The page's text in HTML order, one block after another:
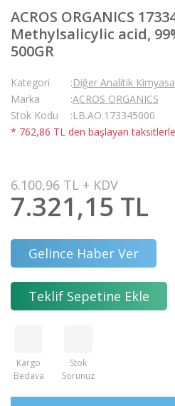
ACROS ORGANICS
Methylsalicylic acid,
500GR
Kategori
Diğer Analitik
Marka
ACROS ORGANICS
Stok Kodu
LB.AO.173345000
* 762,86 TL den başlayan
6.100,96 TL + KDV
7.321,15 TL
Gelince Haber Ver
Teklif Sepetine Ekle
Kargo
Bedava
Stok
Sorunuz